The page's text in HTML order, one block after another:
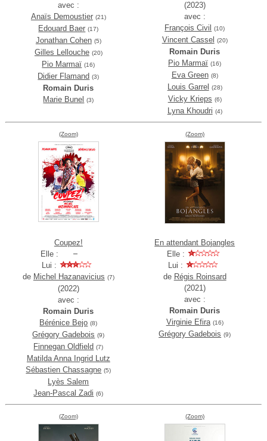
avec :
Anaïs Demoustier (21)
Edouard Baer (17)
Jonathan Cohen (5)
Gilles Lellouche (20)
Pio Marmaï (16)
Didier Flamand (3)
Romain Duris
Marie Bunel
(3)
(2023)
avec :
François Civil
(10)
Vincent Cassel (20)
Romain Duris
Pio Marmaï (16)
Eva Green (8)
Louis Garrel (28)
Vicky Krieps (6)
Lyna Khoudri (4)
(Zoom)
Coupez!
Elle :
Lui :
de Michel Hazanavicius (7)
(2022)
avec :
Romain Duris
Bérénice Bejo (8)
Grégory Gadebois (9)
Finnegan Oldfield (7)
Matilda Anna Ingrid Lutz
Sébastien Chassagne (5)
Lyès Salem
Jean-Pascal Zadi (6)
(Zoom)
En attendant Bojangles
Elle :
Lui :
de Régis Roinsard
(2021)
avec :
Romain Duris
Virginie Efira (16)
Grégory Gadebois (9)
(Zoom) (Zoom)